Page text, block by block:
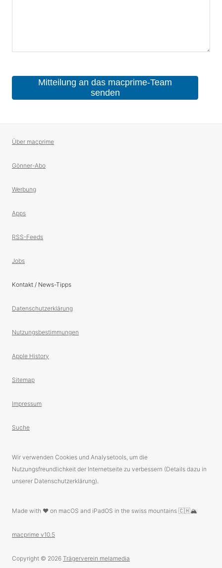
Mitteilung an das macprime-Team
senden
Über macprime
Gönner-Abo
Werbung
Apps
RSS-Feeds
Jobs
Kontakt / News-Tipps
Datenschutzerklärung
Nutzungsbestimmungen
Apple History
Sitemap
Impressum
Suche
Wir verwenden Cookies und Analysetools, um die
Nutzungsfreundlichkeit der Internetseite zu verbessern (Details dazu in
unserer Datenschutzerklärung).
Made with ❤️ on macOS and iPadOS in the swiss mountains 🇨🇭🏔
macprime v10.5
Copyright © 2026 Trägerverein melamedia